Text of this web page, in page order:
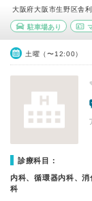
大阪府大阪市生野区舎
駐車場あり
土曜（〜12:00）
診療科目：
内科、循環器内科、
科